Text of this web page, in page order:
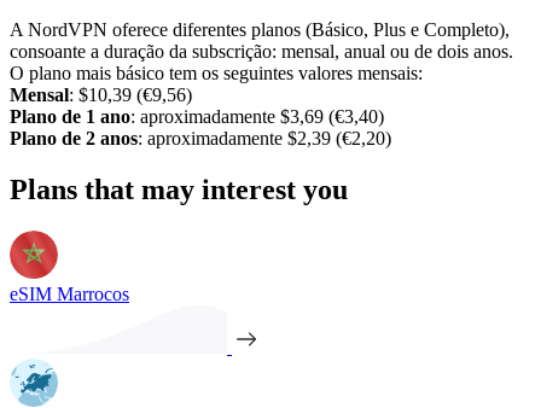
A NordVPN oferece diferentes planos (Básico, Plus e Completo),
consoante a duração da subscrição: mensal, anual ou de dois anos.
O plano mais básico tem os seguintes valores mensais:
Mensal: $10,39 (€9,56)
Plano de 1 ano: aproximadamente $3,69 (€3,40)
Plano de 2 anos: aproximadamente $2,39 (€2,20)
Plans that may interest you
eSIM Marrocos